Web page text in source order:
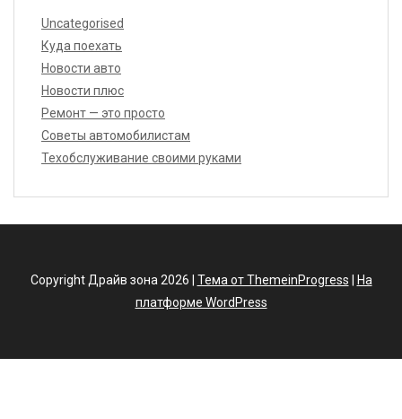
Uncategorised
Куда поехать
Новости авто
Новости плюс
Ремонт — это просто
Советы автомобилистам
Техобслуживание своими руками
Copyright Драйв зона 2026 | Тема от ThemeinProgress
На
платформе WordPress